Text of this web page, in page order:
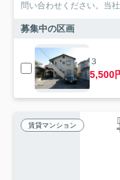
問い合わせください。当
募集中の区画
３
5,500
賃貸マンション